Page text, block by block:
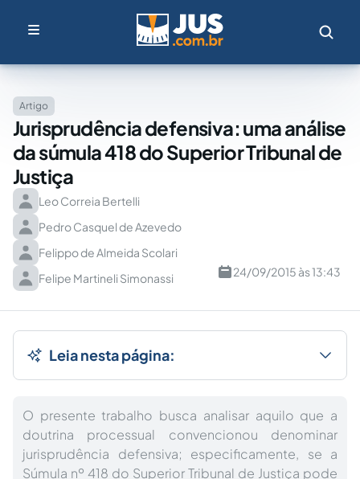
Artigo
Jurisprudência defensiva: uma análise
da súmula 418 do Superior Tribunal de
Justiça
Leo Correia Bertelli
Pedro Casquel de Azevedo
Felippo de Almeida Scolari
Felipe Martineli Simonassi
24/09/2015 às 13:43
Leia nesta página:
O presente trabalho busca analisar aquilo que a
doutrina processual convencionou denominar
jurisprudência defensiva; especificamente, se a
Súmula nº 418 do Superior Tribunal de Justiça pode